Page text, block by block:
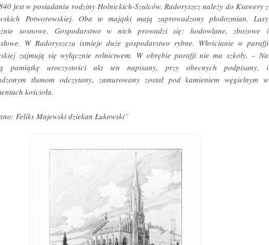
jest w posiadaniu rodziny Holnickich-Szulców. Radoryszcz należy do Ksawery z
Potworowskiej. Oba te majątki mają zaprowadzony płodozmian. Lasy
sosnowe. Gospodarstwo w nich prowadzi się: hodowlane, zbożowe i
W Radoryszczu istnieje duże gospodarstwo rybne. Włościanie w parafji
zajmują się wyłącznie rolnictwem. W obrębie parafji nie ma szkoły. – Na
pamiątkę uroczystości akt ten napisany, przy obecnych podpisany, i
tłumom odczytany, zamurowany został pod kamieniem węgielnym w
kościoła.
Feliks Majewski dziekan Łukowski”